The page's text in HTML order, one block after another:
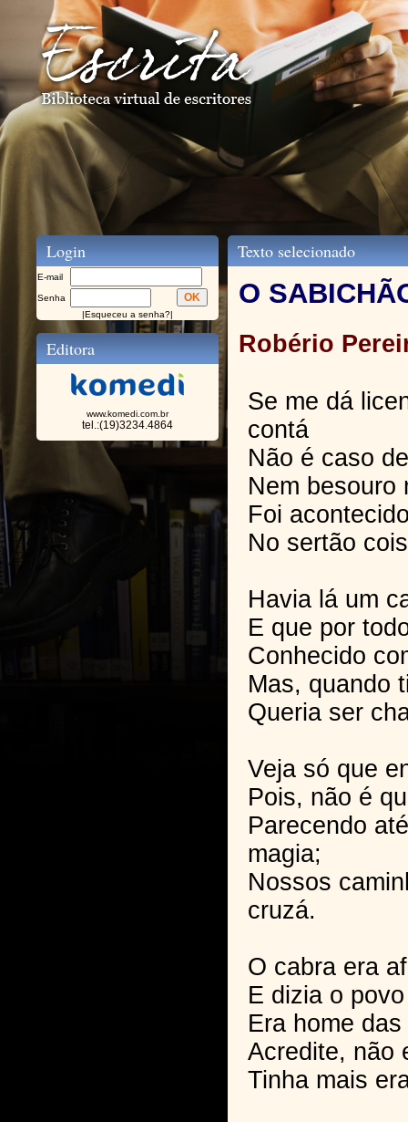
Login
E-mail
Senha
|Esqueceu a senha?|
Editora
www.komedi.com.br
tel.:(19)3234.4864
Texto selecionado
O
Robério
Se me dá
contá
Não é caso
Nem besouro
Foi
No sertão
Havia lá um
E que por
Conhecido
Mas, quando
Queria ser
Veja só que
Pois, não é
Parecendo
magia;
Nossos
cruzá.
O cabra era
E dizia o
Era home
Acredite, não
Tinha mais